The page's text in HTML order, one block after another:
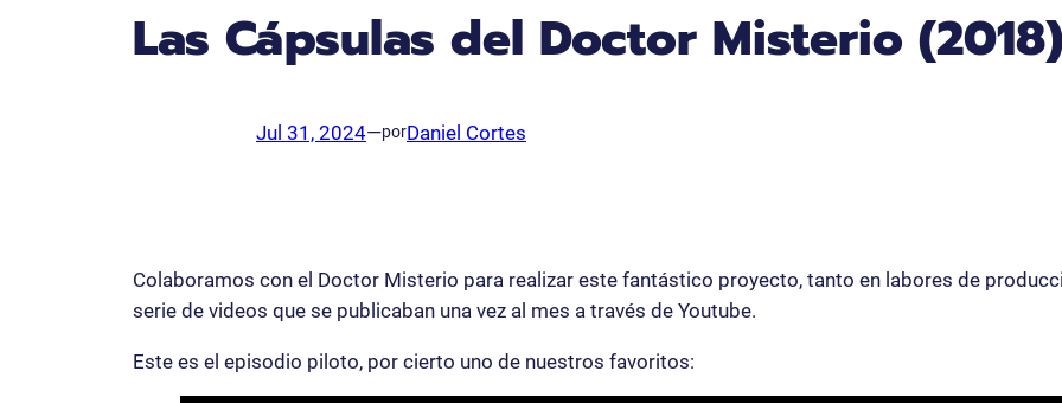
Las Cápsulas del Doctor Misterio (2018)
Jul 31, 2024—porDaniel Cortes
Colaboramos con el Doctor Misterio para realizar este fantástico proyecto, tanto en labores de
serie de videos que se publicaban una vez al mes a través de Youtube.
Este es el episodio piloto, por cierto uno de nuestros favoritos: